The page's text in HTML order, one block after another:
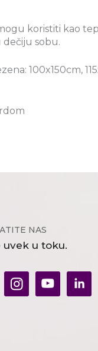
koristiti kao
sobu.
100x150cm,
NAS
uvek u toku.